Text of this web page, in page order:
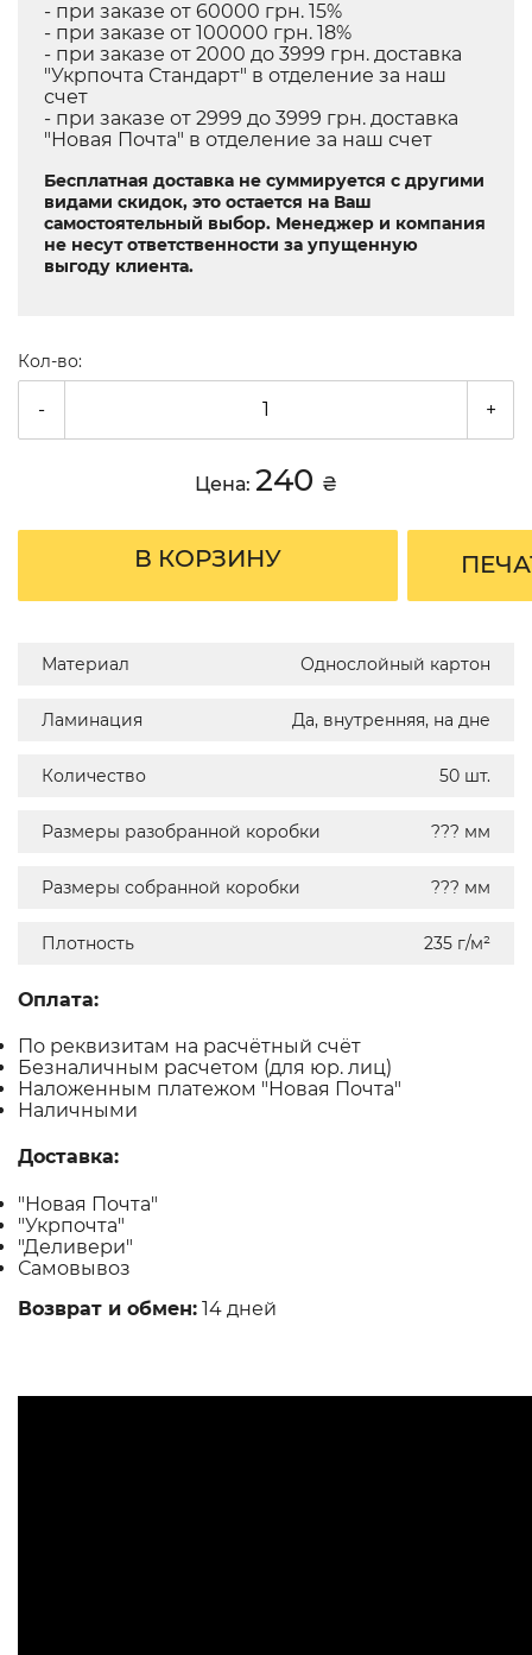
- при заказе от 60000 грн. 15%
- при заказе от 100000 грн. 18%
- при заказе от 2000 до 3999 грн. доставка
"Укрпочта Стандарт" в отделение за наш
счет
- при заказе от 2999 до 3999 грн. доставка
"Новая Почта" в отделение за наш счет
Бесплатная доставка не суммируется с другими
видами скидок, это остается на Ваш
самостоятельный выбор. Менеджер и компания
не несут ответственности за упущенную
выгоду клиента.
Кол-во:
- +
Цена: 240 ₴
В КОРЗИНУ
Материал Однослойный картон
Ламинация Да, внутренняя, на дне
Количество 50 шт.
Размеры разобранной коробки ??? мм
Размеры собранной коробки ??? мм
Плотность 235 г/м²
Оплата:
По реквизитам на расчётный счёт
Безналичным расчетом (для юр. лиц)
Наложенным платежом "Новая Почта"
Наличными
Доставка:
"Новая Почта"
"Укрпочта"
"Деливери"
Самовывоз
Возврат и обмен: 14 дней